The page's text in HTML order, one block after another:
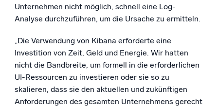
Unternehmen nicht möglich, schnell eine Log-
Analyse durchzuführen, um die Ursache zu ermitteln.
„Die Verwendung von Kibana erforderte eine
Investition von Zeit, Geld und Energie. Wir hatten
nicht die Bandbreite, um formell in die erforderlichen
UI-Ressourcen zu investieren oder sie so zu
skalieren, dass sie den aktuellen und zukünftigen
Anforderungen des gesamten Unternehmens gerecht